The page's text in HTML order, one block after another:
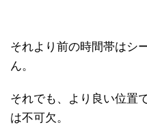
それより前の時間帯はシ
ん。
それでも、より良い位置
は不可欠。